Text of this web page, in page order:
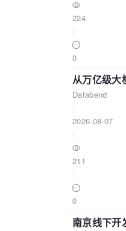
224
0
从万亿级
Databend
2026-08-07
211
0
南京线下